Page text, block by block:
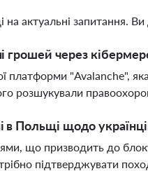
актуальні запитання. Ви
грошей через
платформи "Avalanche", яка
розшукували
в Польщі щодо
що призводить до
підтверджувати